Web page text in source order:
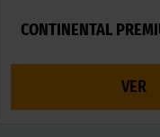
CONTINENTAL
VER